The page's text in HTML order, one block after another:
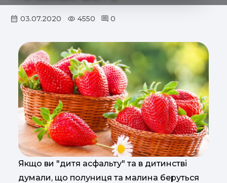
03.07.2020 4550 0
Якщо ви "дитя асфальту" та в дитинстві
думали, що полуниця та малина беруться